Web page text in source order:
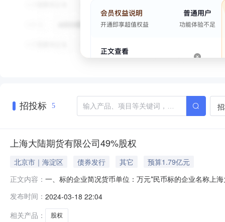
招投标 5
上海大陆期货有限公司49%股权
北京市｜海淀区 债券发行 其它
预算1.79亿元
正文内容： 一、标的企业简况货币单位：万元*民币标的企业名称上
批准后方可开展经营活动）注册资本*5000法定代表*（
发布时间： 2024-03-18 22:04
相关产品：
股权